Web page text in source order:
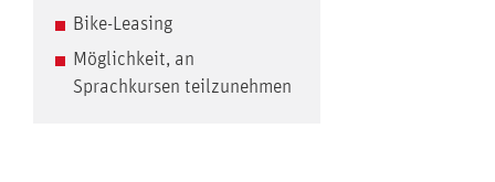
Bike-Leasing
Möglichkeit, an
Sprachkursen teilzunehmen